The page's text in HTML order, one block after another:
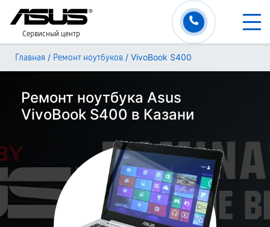
Сервисный центр
Главная / Ремонт ноутбуков / VivoBook S400
Ремонт ноутбука Asus
VivoBook S400 в Казани